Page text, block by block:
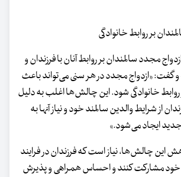
بر روابط خانوادگی
مجدد سالمندان بر روابط آنان با فرزندان و
گفت: «ازدواج مجدد در هر سنی می‌تواند باعث
خانوادگی شود. این چالش‌ها اغلب به دلیل
از شرایط والدین سالمند خود و نیاز آنها به
ایجاد می‌شود.»
این چالش‌ها، نیاز است که فرزندان در فرایند
خود مشارکت کنند و احساس همراهی و پذیرش